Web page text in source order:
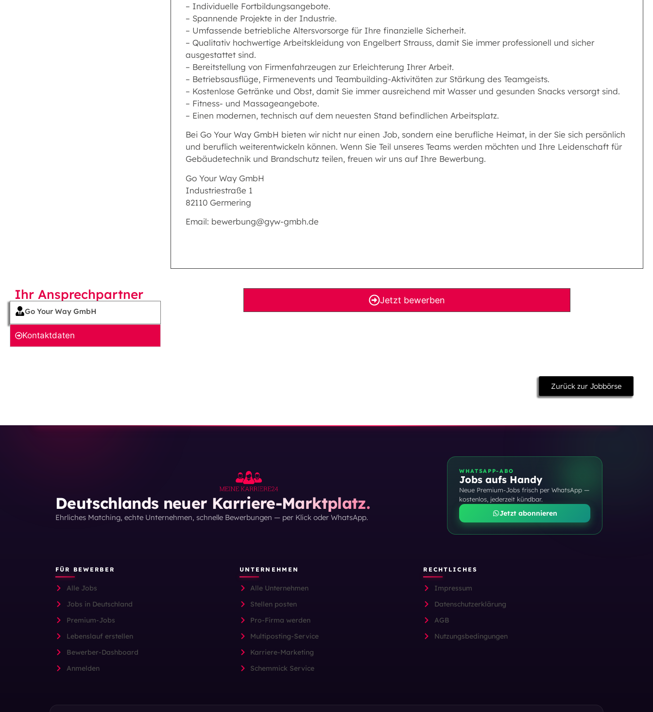
– Individuelle Fortbildungsangebote.
– Spannende Projekte in der Industrie.
– Umfassende betriebliche Altersvorsorge für Ihre finanzielle Sicherheit.
– Qualitativ hochwertige Arbeitskleidung von Engelbert Strauss, damit Sie immer professionell und sicher
ausgestattet sind.
– Bereitstellung von Firmenfahrzeugen zur Erleichterung Ihrer Arbeit.
– Betriebsausflüge, Firmenevents und Teambuilding-Aktivitäten zur Stärkung des Teamgeists.
– Kostenlose Getränke und Obst, damit Sie immer ausreichend mit Wasser und gesunden Snacks versorgt sind.
– Fitness- und Massageangebote.
– Einen modernen, technisch auf dem neuesten Stand befindlichen Arbeitsplatz.
Bei Go Your Way GmbH bieten wir nicht nur einen Job, sondern eine berufliche Heimat, in der Sie sich persönlich
und beruflich weiterentwickeln können. Wenn Sie Teil unseres Teams werden möchten und Ihre Leidenschaft für
Gebäudetechnik und Brandschutz teilen, freuen wir uns auf Ihre Bewerbung.
Go Your Way GmbH
Industriestraße 1
82110 Germering
Email: bewerbung@gyw-gmbh.de
Ihr Ansprechpartner
Go Your Way GmbH
Kontakt­daten
Jetzt bewerben
Zurück zur Jobbörse
Deutschlands neuer Karriere-Marktplatz.
Ehrliches Matching, echte Unternehmen, schnelle Bewerbungen — per Klick oder WhatsApp.
WHATSAPP-ABO
Jobs aufs Handy
Neue Premium-Jobs frisch per WhatsApp —
kostenlos, jederzeit kündbar.
Jetzt abonnieren
FÜR BEWERBER
Alle Jobs
Jobs in Deutschland
Premium-Jobs
Lebenslauf erstellen
Bewerber-Dashboard
Anmelden
UNTERNEHMEN
Alle Unternehmen
Stellen posten
Pro-Firma werden
Multiposting-Service
Karriere-Marketing
Schemmick Service
RECHTLICHES
Impressum
Datenschutzerklärung
AGB
Nutzungsbedingungen